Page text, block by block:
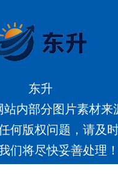
东升
站内部分图片素材来
何版权问题，请及
们将尽快妥善处理